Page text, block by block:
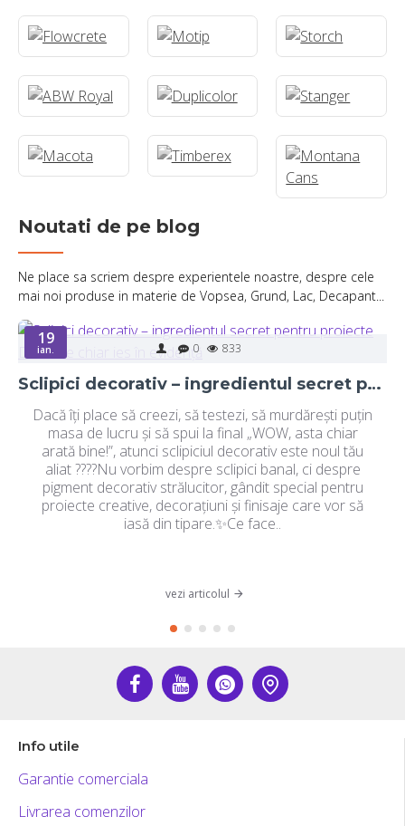
Noutati de pe blog
Ne place sa scriem despre experientele noastre, despre cele
mai noi produse in materie de Vopsea, Grund, Lac, Decapant...
19
ian. 0 833
Sclipici decorativ – ingredientul secret pentru proiecte DIY care chiar ies în evidență
Dacă îți place să creezi, să testezi, să murdărești puțin
masa de lucru și să spui la final „WOW, asta chiar
arată bine!”, atunci sclipiciul decorativ este noul tău
aliat ????Nu vorbim despre sclipici banal, ci despre
pigment decorativ strălucitor, gândit special pentru
proiecte creative, decorațiuni și finisaje care vor să
iasă din tipare.✨Ce face..
vezi articolul
Info utile
Garantie comerciala
Livrarea comenzilor